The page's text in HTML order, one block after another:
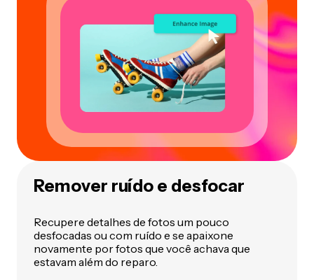
Remover ruído e desfocar
Recupere detalhes de fotos um pouco
desfocadas ou com ruído e se apaixone
novamente por fotos que você achava que
estavam além do reparo.